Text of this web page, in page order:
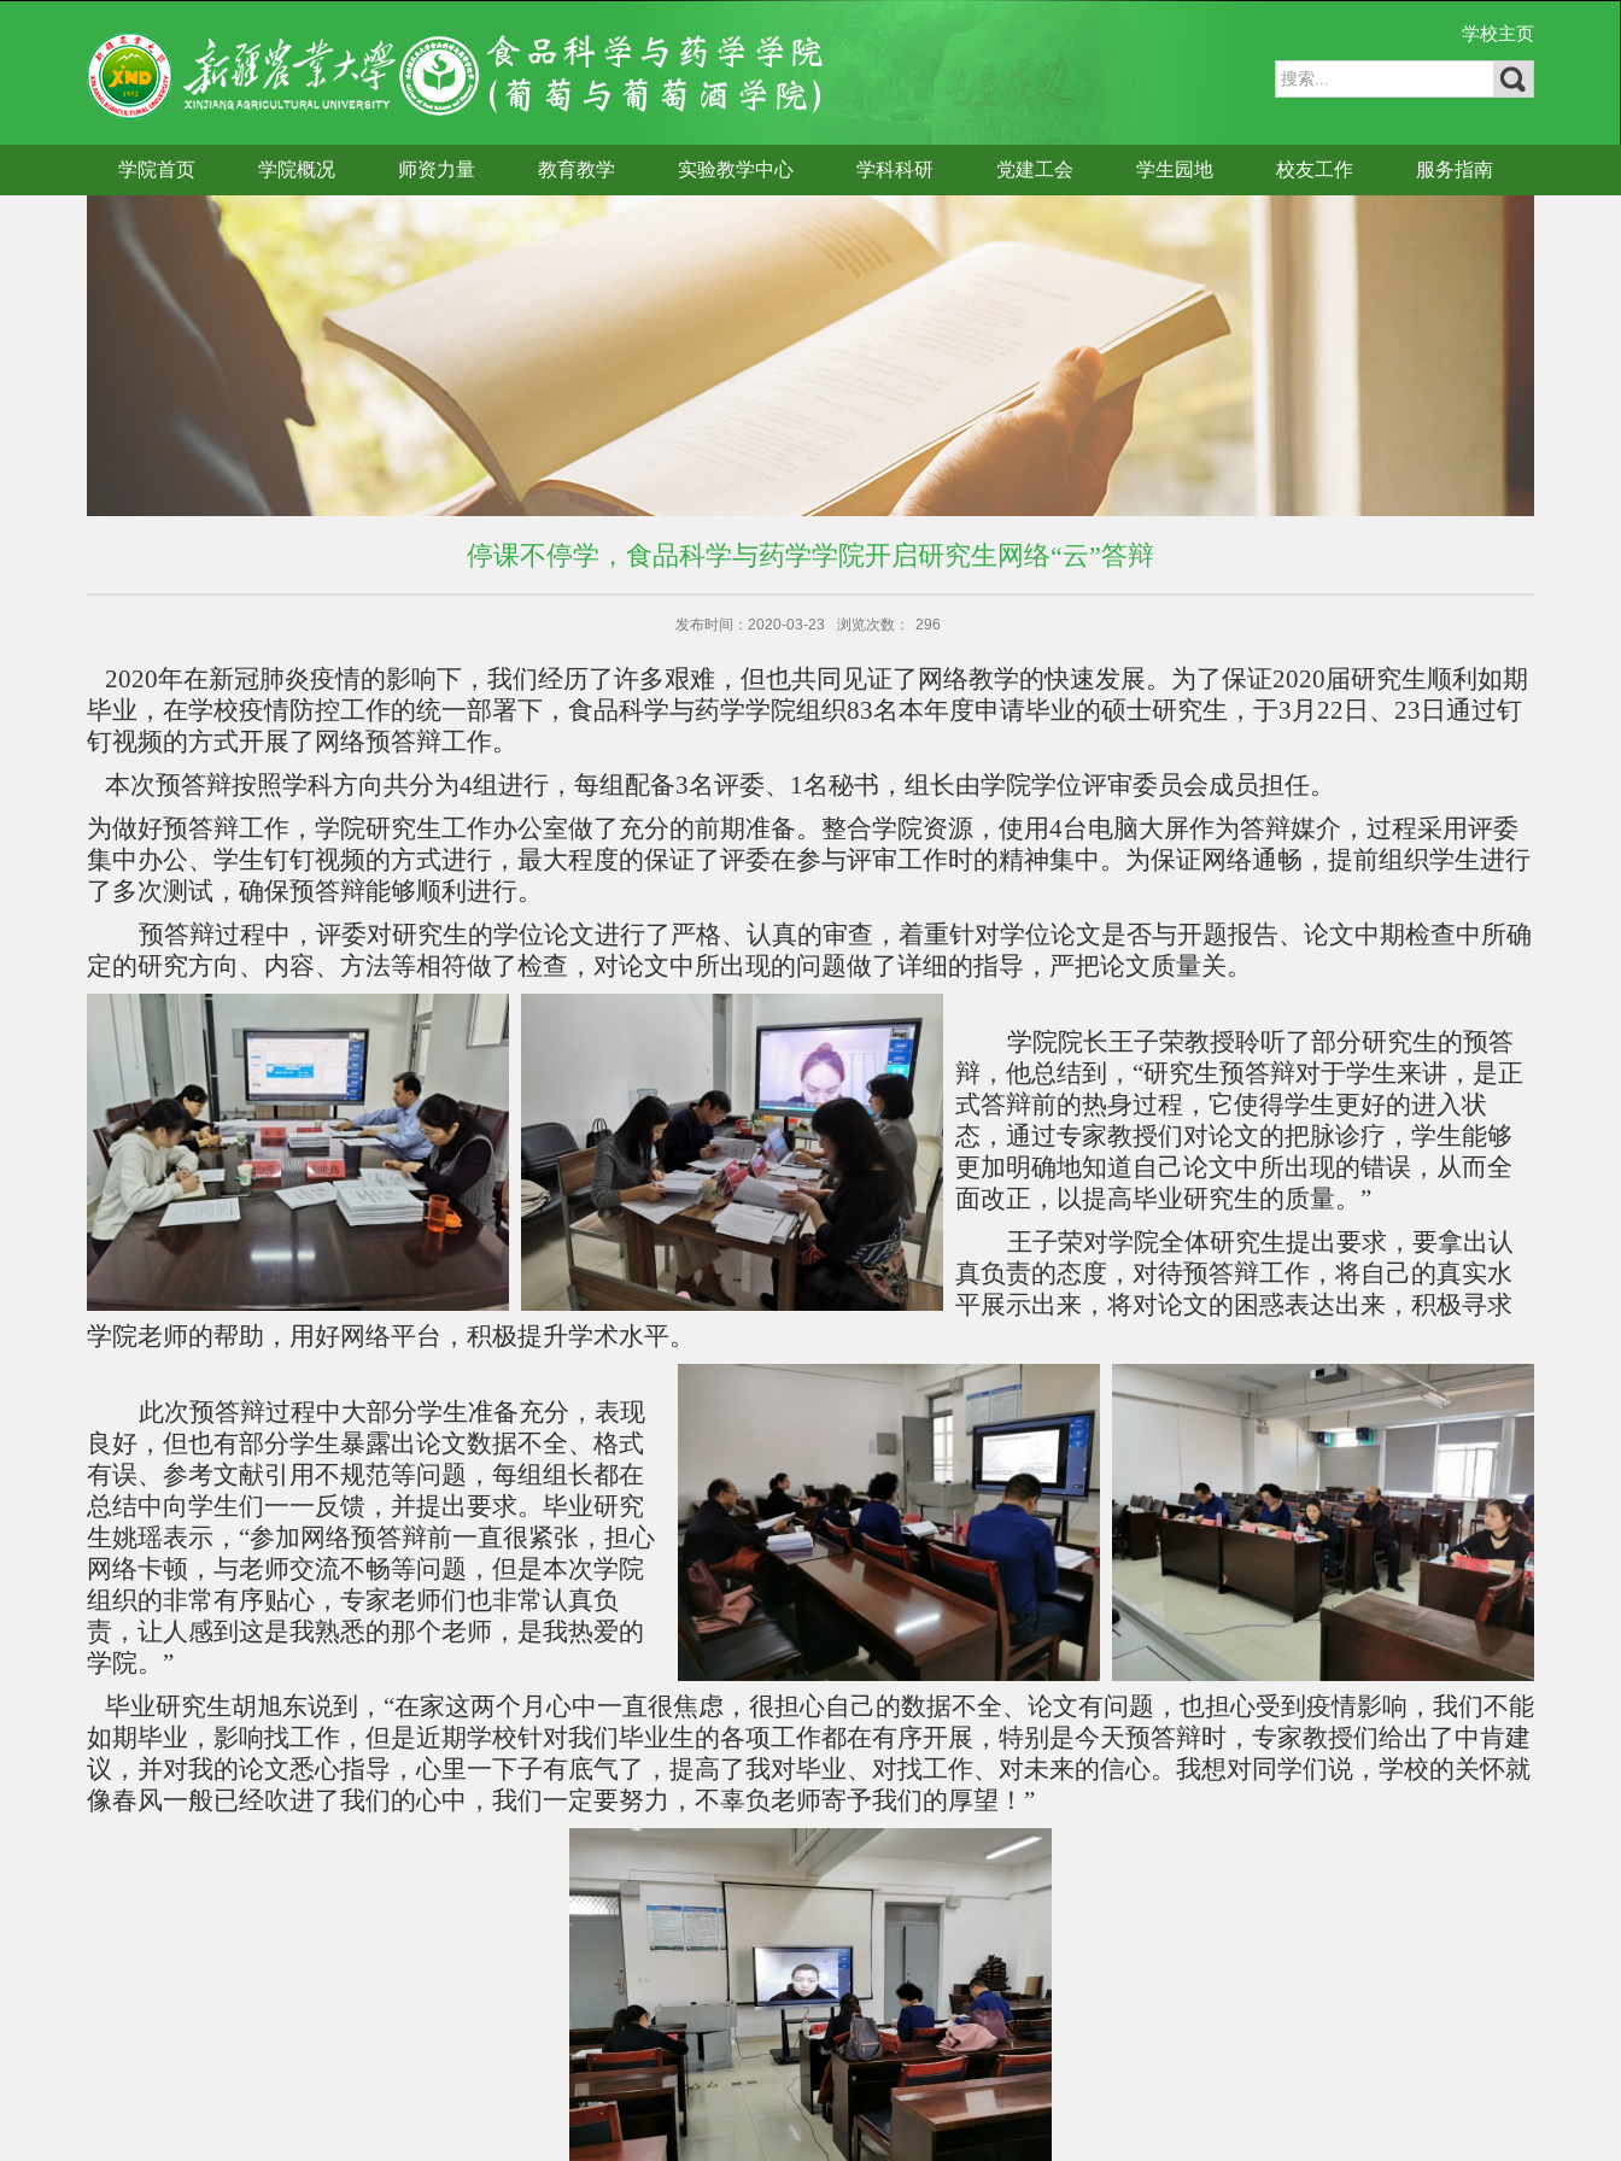
学校主页
学院首页 学院概况 师资力量 教育教学 实验教学中心 学科科研 党建工会 学生园地 校友工作 服务指南
停课不停学，食品科学与药学学院开启研究生网络“云”答辩
发布时间：2020-03-23 浏览次数： 296
2020年在新冠肺炎疫情的影响下，我们经历了许多艰难，但也共同见证了网络教学的快速发展。为了保证2020届研究生顺利如期
毕业，在学校疫情防控工作的统一部署下，食品科学与药学学院组织83名本年度申请毕业的硕士研究生，于3月22日、23日通过钉
钉视频的方式开展了网络预答辩工作。
本次预答辩按照学科方向共分为4组进行，每组配备3名评委、1名秘书，组长由学院学位评审委员会成员担任。
为做好预答辩工作，学院研究生工作办公室做了充分的前期准备。整合学院资源，使用4台电脑大屏作为答辩媒介，过程采用评委
集中办公、学生钉钉视频的方式进行，最大程度的保证了评委在参与评审工作时的精神集中。为保证网络通畅，提前组织学生进行
了多次测试，确保预答辩能够顺利进行。
预答辩过程中，评委对研究生的学位论文进行了严格、认真的审查，着重针对学位论文是否与开题报告、论文中期检查中所确
定的研究方向、内容、方法等相符做了检查，对论文中所出现的问题做了详细的指导，严把论文质量关。
学院院长王子荣教授聆听了部分研究生的预答
辩，他总结到， “研究生预答辩对于学生来讲，是正
式答辩前的热身过程，它使得学生更好的进入状
态，通过专家教授们对论文的把脉诊疗，学生能够
更加明确地知道自己论文中所出现的错误，从而全
面改正，以提高毕业研究生的质量。”
王子荣对学院全体研究生提出要求，要拿出认
真负责的态度，对待预答辩工作，将自己的真实水
平展示出来，将对论文的困惑表达出来，积极寻求
学院老师的帮助，用好网络平台，积极提升学术水平。
此次预答辩过程中大部分学生准备充分，表现
良好，但也有部分学生暴露出论文数据不全、格式
有误、参考文献引用不规范等问题，每组组长都在
总结中向学生们一一反馈，并提出要求。毕业研究
生姚瑶表示， “参加网络预答辩前一直很紧张，担心
网络卡顿，与老师交流不畅等问题，但是本次学院
组织的非常有序贴心，专家老师们也非常认真负
责，让人感到这是我熟悉的那个老师，是我热爱的
学院。”
毕业研究生胡旭东说到， “在家这两个月心中一直很焦虑，很担心自己的数据不全、论文有问题，也担心受到疫情影响，我们不能
如期毕业，影响找工作，但是近期学校针对我们毕业生的各项工作都在有序开展，特别是今天预答辩时，专家教授们给出了中肯建
议，并对我的论文悉心指导，心里一下子有底气了，提高了我对毕业、对找工作、对未来的信心。我想对同学们说，学校的关怀就
像春风一般已经吹进了我们的心中，我们一定要努力，不辜负老师寄予我们的厚望！”